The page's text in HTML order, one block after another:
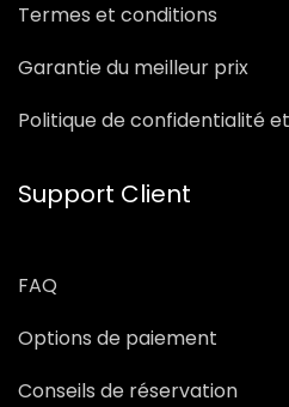
Termes et conditions
Garantie du meilleur prix
Politique de confidentialité
Support Client
FAQ
Options de paiement
Conseils de réservation